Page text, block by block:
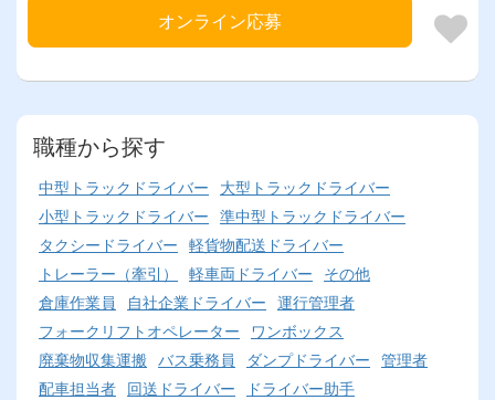
オンライン応募
職種から探す
中型トラックドライバー
大型トラックドライバー
小型トラックドライバー 準中型トラックドライバー
タクシードライバー 軽貨物配送ドライバー
トレーラー（牽引）
軽車両ドライバー
その他
倉庫作業員
自社企業ドライバー 運行管理者
フォークリフトオペレーター
ワンボックス
廃棄物収集運搬 バス乗務員 ダンプドライバー 管理者
配車担当者 回送ドライバー
ドライバー助手